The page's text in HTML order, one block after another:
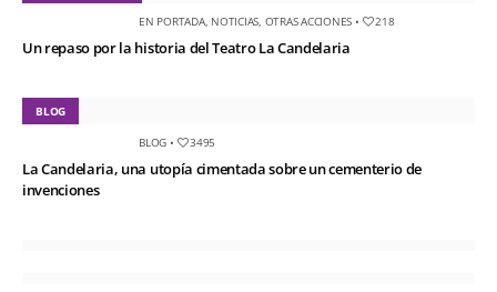
EN PORTADA, NOTICIAS, OTRAS ACCIONES • 218
Un repaso por la historia del Teatro La Candelaria
BLOG
BLOG • 3495
La Candelaria, una utopía cimentada sobre un cementerio de
invenciones